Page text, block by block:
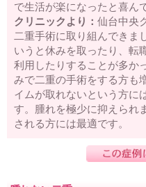
で生活が楽になったと喜ん
クリニックより： 仙台中央
二重手術に取り組んできま
いうと休みを取ったり、転
利用したりすることが多か
みで二重の手術をする方も
イムが取れないという方に
す。腫れを極少に抑えられ
される方には最適です。